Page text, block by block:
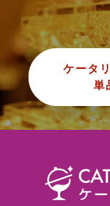
ケータ
単